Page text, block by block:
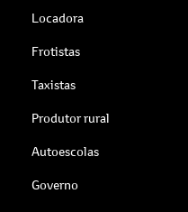
Locadora
Frotistas
Taxistas
Produtor rural
Autoescolas
Governo